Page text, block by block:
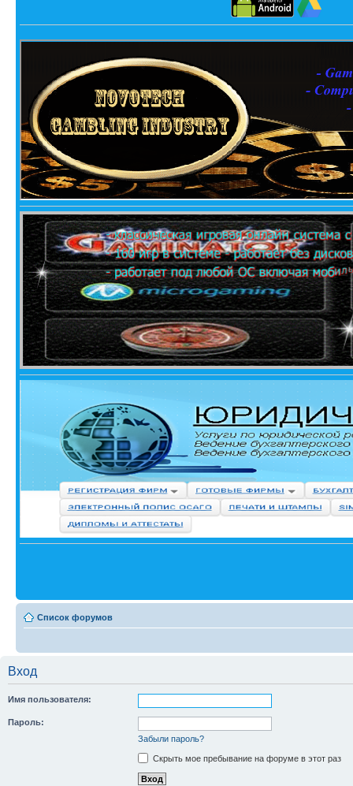
Список форумов
Вход
Имя пользователя:
Пароль:
Забыли пароль?
Скрыть мое пребывание на форуме в этот раз